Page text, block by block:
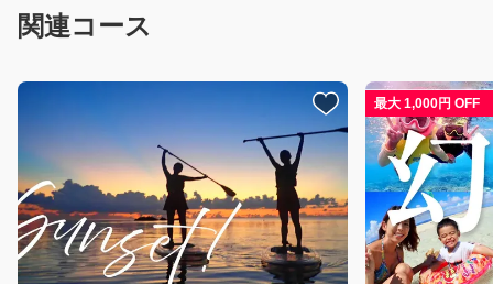
関連コース
最大 1,000円 OFF